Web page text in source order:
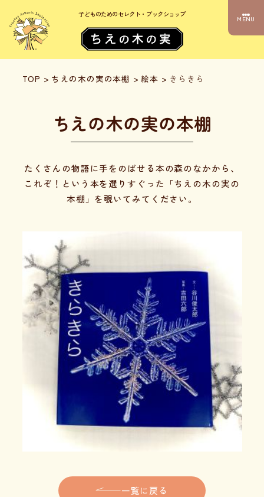
子どものためのセレクト・ブックショップ
MENU
TOP > ちえの木の実の本棚 > 絵本 > きらきら
ちえの木の実の本棚
たくさんの物語に手をのばせる本の森のなかから、
これぞ！という本を選りすぐった「ちえの木の実の
本棚」を覗いてみてください。
一覧に戻る